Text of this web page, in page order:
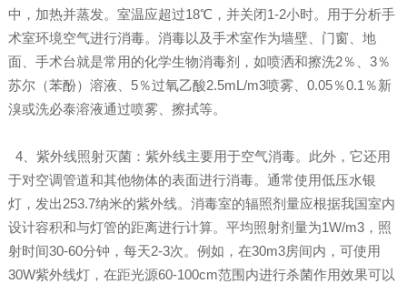
中，加热并蒸发。室温应超过18℃，并关闭1-2小时。用于分析手
术室环境空气进行消毒。消毒以及手术室作为墙壁、门窗、地
面、手术台就是常用的化学生物消毒剂，如喷洒和擦洗2％、3％
苏尔（苯酚）溶液、5％过氧乙酸2.5mL/m3喷雾、0.05％0.1％新
溴或洗必泰溶液通过喷雾、擦拭等。
4、紫外线照射灭菌：紫外线主要用于空气消毒。此外，它还用
于对空调管道和其他物体的表面进行消毒。通常使用低压水银
灯，发出253.7纳米的紫外线。消毒室的辐照剂量应根据我国室内
设计容积和与灯管的距离进行计算。平均照射剂量为1W/m3，照
射时间30-60分钟，每天2-3次。例如，在30m3房间内，可使用
30W紫外线灯，在距光源60-100cm范围内进行杀菌作用效果可以